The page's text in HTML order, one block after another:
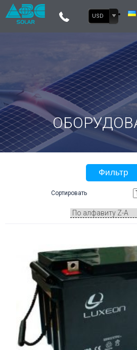
USD
Фильтр
Сортировать